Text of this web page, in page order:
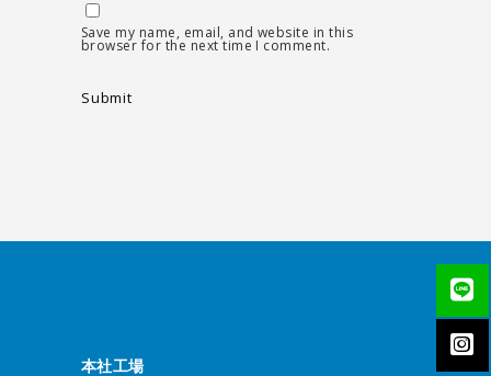
Save my name, email, and website in this
browser for the next time I comment.
本社工場